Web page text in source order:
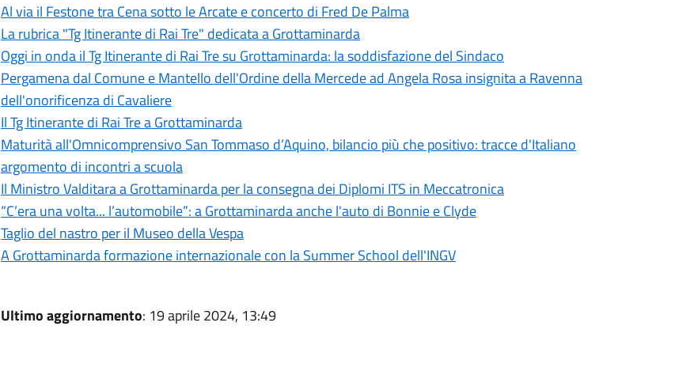
Al via il Festone tra Cena sotto le Arcate e concerto di Fred De Palma
La rubrica "Tg Itinerante di Rai Tre" dedicata a Grottaminarda
Oggi in onda il Tg Itinerante di Rai Tre su Grottaminarda: la soddisfazione del Sindaco
Pergamena dal Comune e Mantello dell'Ordine della Mercede ad Angela Rosa insignita a Ravenna
dell'onorificenza di Cavaliere
Il Tg Itinerante di Rai Tre a Grottaminarda
Maturità all'Omnicomprensivo San Tommaso d’Aquino, bilancio più che positivo: tracce d'Italiano
argomento di incontri a scuola
Il Ministro Valditara a Grottaminarda per la consegna dei Diplomi ITS in Meccatronica
“C’era una volta... l’automobile”: a Grottaminarda anche l'auto di Bonnie e Clyde
Taglio del nastro per il Museo della Vespa
A Grottaminarda formazione internazionale con la Summer School dell'INGV
Ultimo aggiornamento: 19 aprile 2024, 13:49